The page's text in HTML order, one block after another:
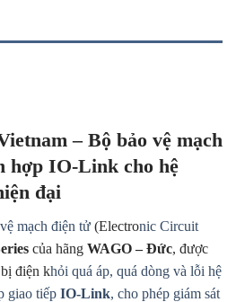
– Bộ bảo vệ mạch
hợp IO-Link cho hệ
đại
mạch điện tử (Electronic Circuit
của hãng WAGO – Đức, được
điện khỏi quá áp, quá dòng và lỗi hệ
giao tiếp IO-Link, cho phép giám sát